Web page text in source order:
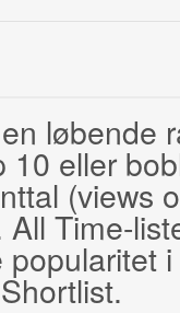
løbende
eller
(views
Time-